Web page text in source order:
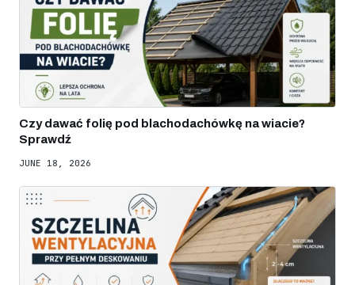
Czy dawać folię pod blachodachówkę na wiacie?
Sprawdź
JUNE 18, 2026